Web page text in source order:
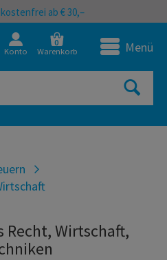
ab € 30,–
Konto
0
Warenkorb Menü
Recht, Wirtschaft,